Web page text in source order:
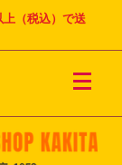
上（税込）で送